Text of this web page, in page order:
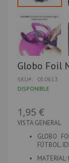
Saltar
al
comienzo
de
de
imágenes
Globo Foil
SKU
050613
DISPONIBLE
1,95 €
VISTA GENERAL
GLOBO
FÚTBOL.
MATERIAL: